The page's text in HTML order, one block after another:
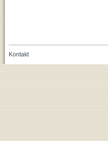
Kontakt